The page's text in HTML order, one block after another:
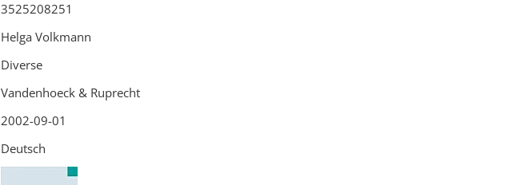
3525208251
Helga Volkmann
Diverse
Vandenhoeck & Ruprecht
2002-09-01
Deutsch